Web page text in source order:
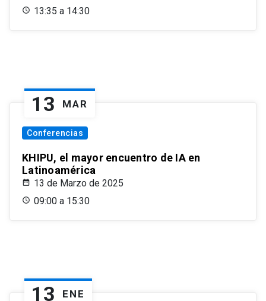
13:35 a 14:30
13 MAR
Conferencias
KHIPU, el mayor encuentro de IA en
Latinoamérica
13 de Marzo de 2025
09:00 a 15:30
13 ENE